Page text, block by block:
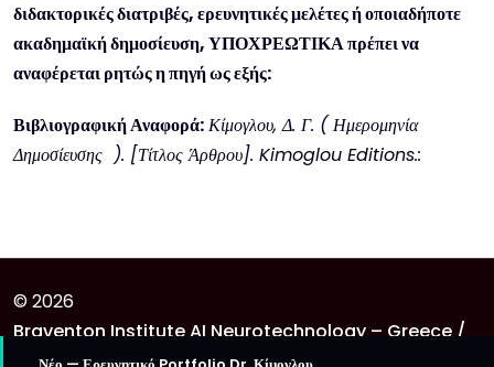
διδακτορικές διατριβές, ερευνητικές μελέτες ή οποιαδήποτε
ακαδημαϊκή δημοσίευση, ΥΠΟΧΡΕΩΤΙΚΑ πρέπει να
αναφέρεται ρητώς η πηγή ως εξής:
Βιβλιογραφική Αναφορά:Κίμογλου, Δ. Γ. ( Ημερομηνία
Δημοσίευσης ). [Τίτλος Άρθρου]. Kimoglou Editions.:
© 2026
Braventon Institute AI Neurotechnology – Greece /
United Kingdom